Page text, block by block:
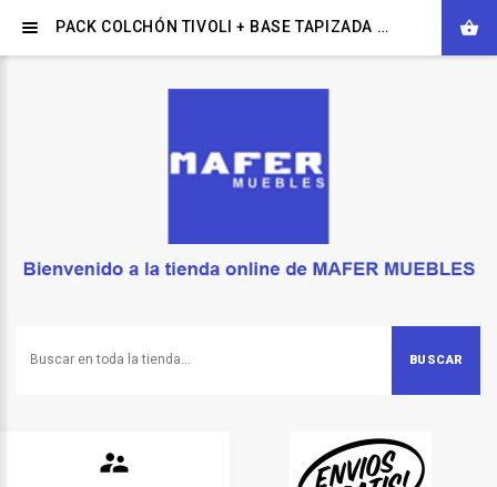
BUSCAR
PACK COLCHÓN TIVOLI + BASE TAPIZADA O SOMIER + ALMOHADAS VISCO